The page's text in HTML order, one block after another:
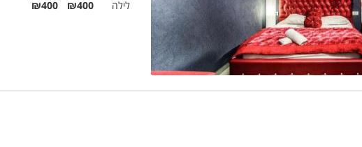
לילה
₪400
₪400